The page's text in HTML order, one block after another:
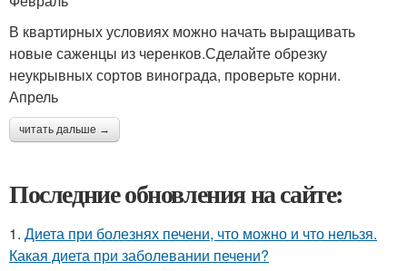
В квартирных условиях можно начать выращивать
новые саженцы из черенков.Сделайте обрезку
неукрывных сортов винограда, проверьте корни.
Апрель
читать дальше →
Последние обновления на сайте:
1. Диета при болезнях печени, что можно и что нельзя.
Какая диета при заболевании печени?